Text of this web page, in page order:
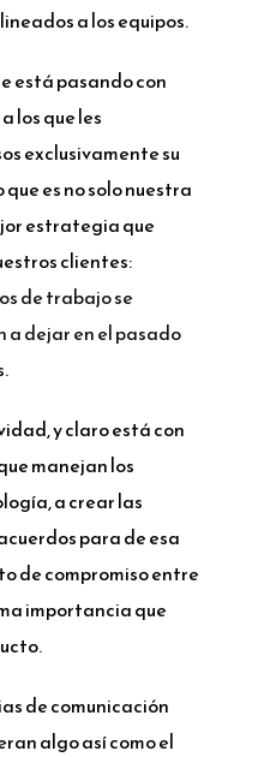
a los equipos.
está pasando con
los que les
exclusivamente su
es no solo nuestra
estrategia que
clientes:
de trabajo se
a dejar en el pasado
y claro está con
manejan los
a crear las
para de esa
de compromiso entre
importancia que
de comunicación
algo así como el